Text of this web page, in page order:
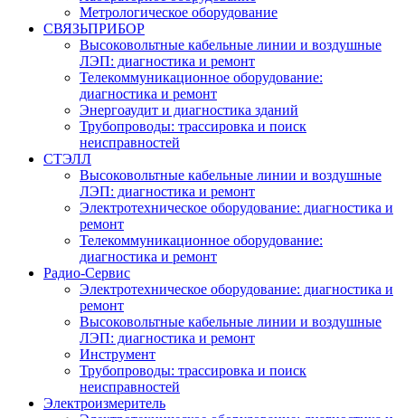
Метрологическое оборудование
СВЯЗЬПРИБОР
Высоковольтные кабельные линии и воздушные
ЛЭП: диагностика и ремонт
Телекоммуникационное оборудование:
диагностика и ремонт
Энергоаудит и диагностика зданий
Трубопроводы: трассировка и поиск
неисправностей
СТЭЛЛ
Высоковольтные кабельные линии и воздушные
ЛЭП: диагностика и ремонт
Электротехническое оборудование: диагностика и
ремонт
Телекоммуникационное оборудование:
диагностика и ремонт
Радио-Cервис
Электротехническое оборудование: диагностика и
ремонт
Высоковольтные кабельные линии и воздушные
ЛЭП: диагностика и ремонт
Инструмент
Трубопроводы: трассировка и поиск
неисправностей
Электроизмеритель